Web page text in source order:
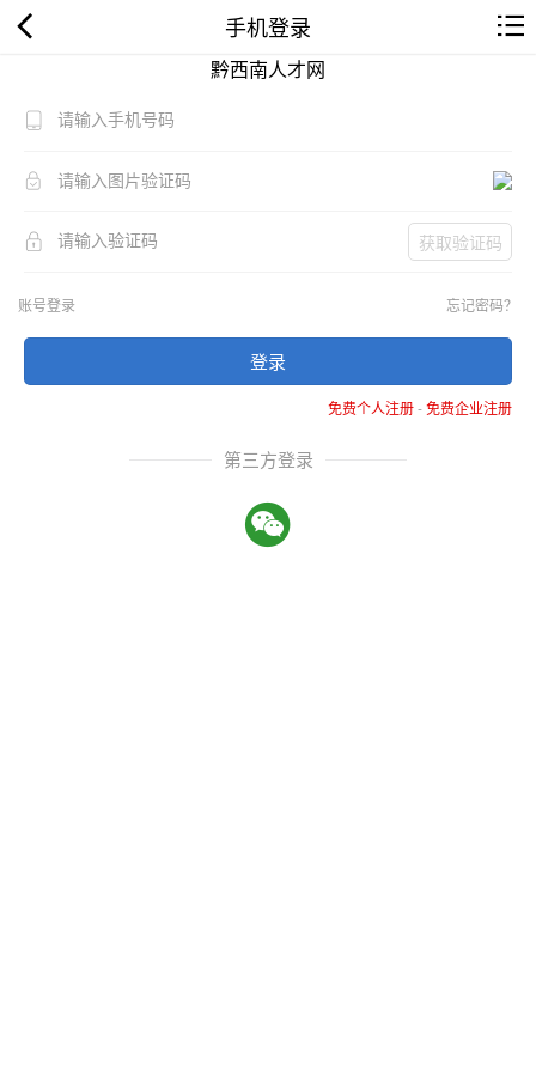
手机登录
黔西南人才网
获取验证码
账号登录 忘记密码？
登录
免费个人注册-免费企业注册
第三方登录